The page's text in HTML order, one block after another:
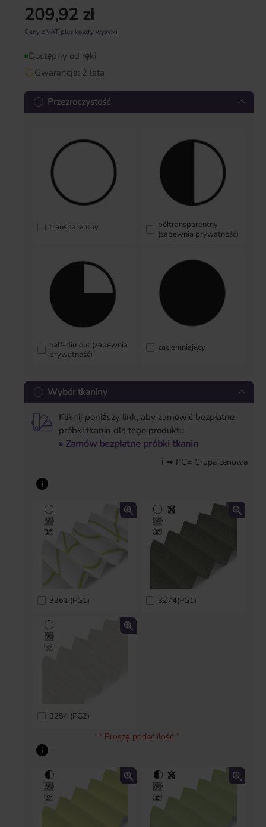
Cena regularna:
209,92 zł
Ceny z VAT plus koszty wysyłki
Dostępny od ręki
Gwarancja: 2 lata
Przezroczystość
transparentny
półtransparentny
(zapewnia prywatność)
half-dimout (zapewnia
prywatność)
zaciemniający
Wybór tkaniny
Kliknij poniższy link, aby zamówić bezpłatne
próbki tkanin dla tego produktu.
» Zamów bezpłatne próbki tkanin
ℹ ➡ PG= Grupa cenowa
3261 (PG1) 3274(PG1)
3254 (PG2)
* Proszę podać ilość *